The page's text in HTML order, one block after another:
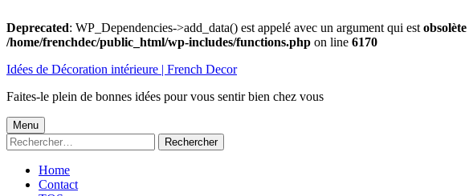
Deprecated: WP_Dependencies->add_data() est appelé avec un argument qui est obsolète
/home/frenchdec/public_html/wp-includes/functions.php on line 6170
au
Idées de Décoration intérieure | French Decor
Faites-le plein de bonnes idées pour vous sentir bien chez vous
Menu
principal
Menu
Rechercher :
Home
Contact